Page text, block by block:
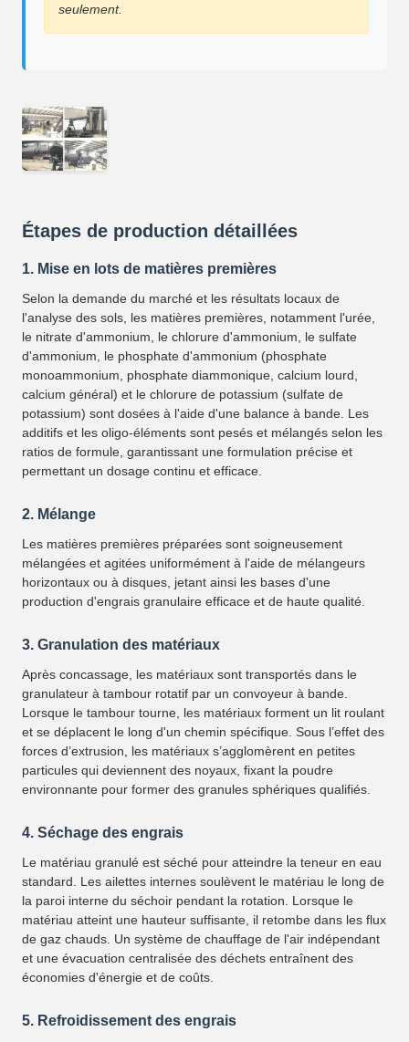
seulement.
Étapes de production détaillées
1. Mise en lots de matières premières
Selon la demande du marché et les résultats locaux de
l'analyse des sols, les matières premières, notamment l'urée,
le nitrate d'ammonium, le chlorure d'ammonium, le sulfate
d'ammonium, le phosphate d'ammonium (phosphate
monoammonium, phosphate diammonique, calcium lourd,
calcium général) et le chlorure de potassium (sulfate de
potassium) sont dosées à l'aide d'une balance à bande. Les
additifs et les oligo-éléments sont pesés et mélangés selon les
ratios de formule, garantissant une formulation précise et
permettant un dosage continu et efficace.
2. Mélange
Les matières premières préparées sont soigneusement
mélangées et agitées uniformément à l'aide de mélangeurs
horizontaux ou à disques, jetant ainsi les bases d'une
production d'engrais granulaire efficace et de haute qualité.
3. Granulation des matériaux
Après concassage, les matériaux sont transportés dans le
granulateur à tambour rotatif par un convoyeur à bande.
Lorsque le tambour tourne, les matériaux forment un lit roulant
et se déplacent le long d'un chemin spécifique. Sous l’effet des
forces d’extrusion, les matériaux s’agglomèrent en petites
particules qui deviennent des noyaux, fixant la poudre
environnante pour former des granules sphériques qualifiés.
4. Séchage des engrais
Le matériau granulé est séché pour atteindre la teneur en eau
standard. Les ailettes internes soulèvent le matériau le long de
la paroi interne du séchoir pendant la rotation. Lorsque le
matériau atteint une hauteur suffisante, il retombe dans les flux
de gaz chauds. Un système de chauffage de l'air indépendant
et une évacuation centralisée des déchets entraînent des
économies d'énergie et de coûts.
5. Refroidissement des engrais